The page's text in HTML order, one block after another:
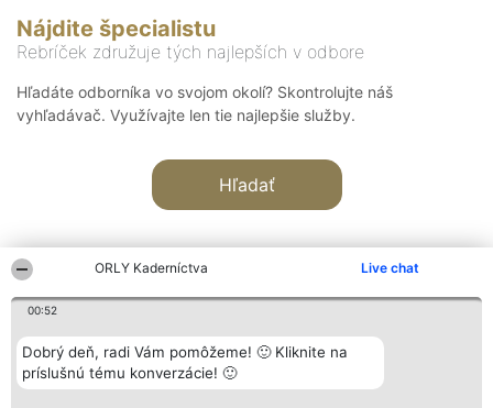
ORLY Kaderníctva Live chat
00:52
Dobrý deň, radi Vám pomôžeme! 🙂 Kliknite na
príslušnú tému konverzácie! 🙂
Nájdite špecialistu
Rebríček združuje tých najlepších v odbore
Hľadáte odborníka vo svojom okolí? Skontrolujte náš
vyhľadávač. Využívajte len tie najlepšie služby.
Hľadať
Organizátor hodnotenia
Bright Side Solutions sp. z o.
o. sp. k.
Hodnotenie
Laureáti
Lista
Kontakt
Kontakt